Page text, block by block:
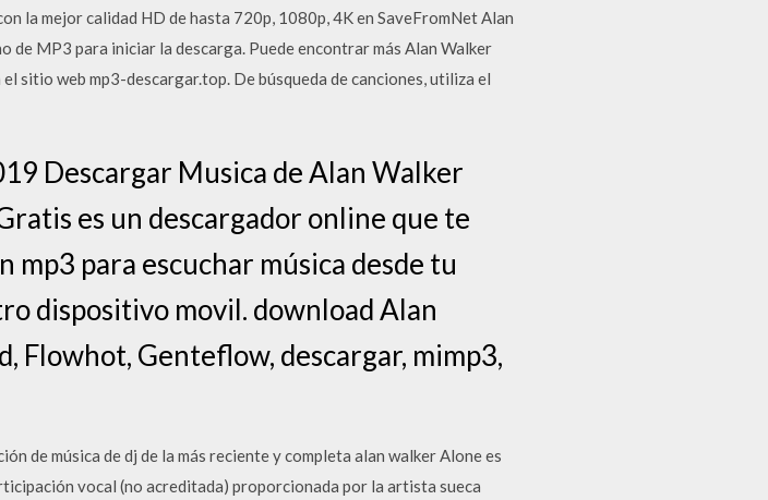
la mejor calidad HD de hasta 720p, 1080p, 4K en SaveFromNet Alan
de MP3 para iniciar la descarga. Puede encontrar más Alan Walker
sitio web mp3-descargar.top. De búsqueda de canciones, utiliza el
Descargar Musica de Alan Walker
es un descargador online que te
para escuchar música desde tu
dispositivo movil. download Alan
Flowhot, Genteflow, descargar, mimp3,
de música de dj de la más reciente y completa alan walker Alone es
vocal (no acreditada) proporcionada por la artista sueca